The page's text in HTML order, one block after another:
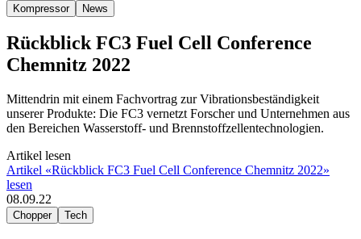
Kompressor News
Rückblick FC3 Fuel Cell Conference
Chemnitz 2022
Mittendrin mit einem Fachvortrag zur Vibrationsbeständigkeit
unserer Produkte: Die FC3 vernetzt Forscher und Unternehmen aus
den Bereichen Wasserstoff- und Brennstoffzellentechnologien.
Artikel lesen
Artikel «Rückblick FC3 Fuel Cell Conference Chemnitz 2022»
lesen
08.09.22
Chopper Tech